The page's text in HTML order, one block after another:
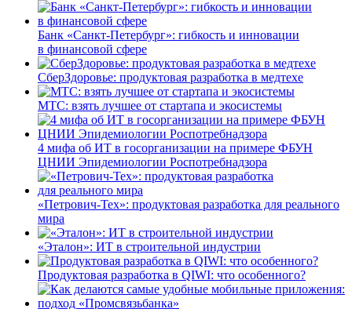
Банк «Санкт-Петербург»: гибкость и инновации
в финансовой сфере
СберЗдоровье: продуктовая разработка в медтехе
МТС: взять лучшее от стартапа и экосистемы
4 мифа об ИТ в госорганизации на примере ФБУН
ЦНИИ Эпидемиологии Роспотребнадзора
«Петрович-Тех»: продуктовая разработка для реального
мира
«Эталон»: ИТ в строительной индустрии
Продуктовая разработка в QIWI: что особенного?